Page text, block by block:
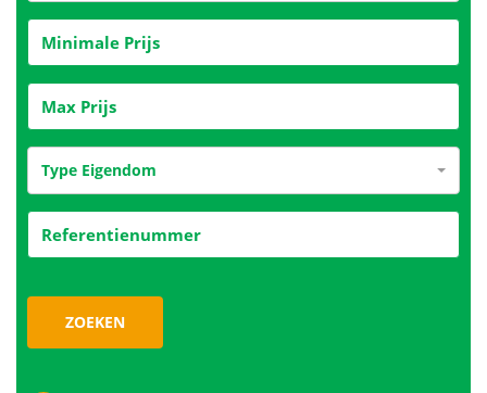
Type Eigendom
ZOEKEN